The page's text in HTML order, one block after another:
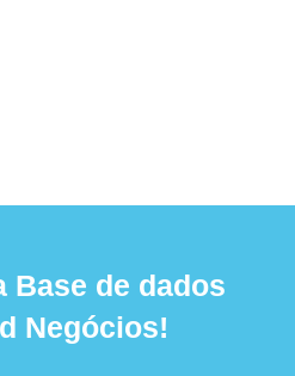
Base de dados
Negócios!